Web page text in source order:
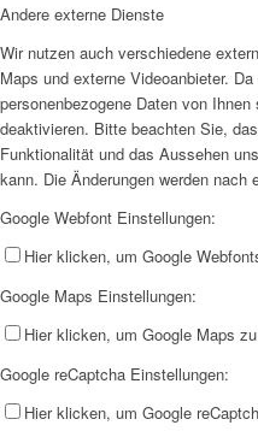
Andere externe Dienste
Wir nutzen auch verschiedene
Maps und externe Videoanbieter.
personenbezogene Daten von
deaktivieren. Bitte beachten Sie,
Funktionalität und das Aussehen
kann. Die Änderungen werden nach
Google Webfont Einstellungen:
Hier klicken, um Google
Google Maps Einstellungen:
Hier klicken, um Google Maps
Google reCaptcha Einstellungen:
Hier klicken, um Google